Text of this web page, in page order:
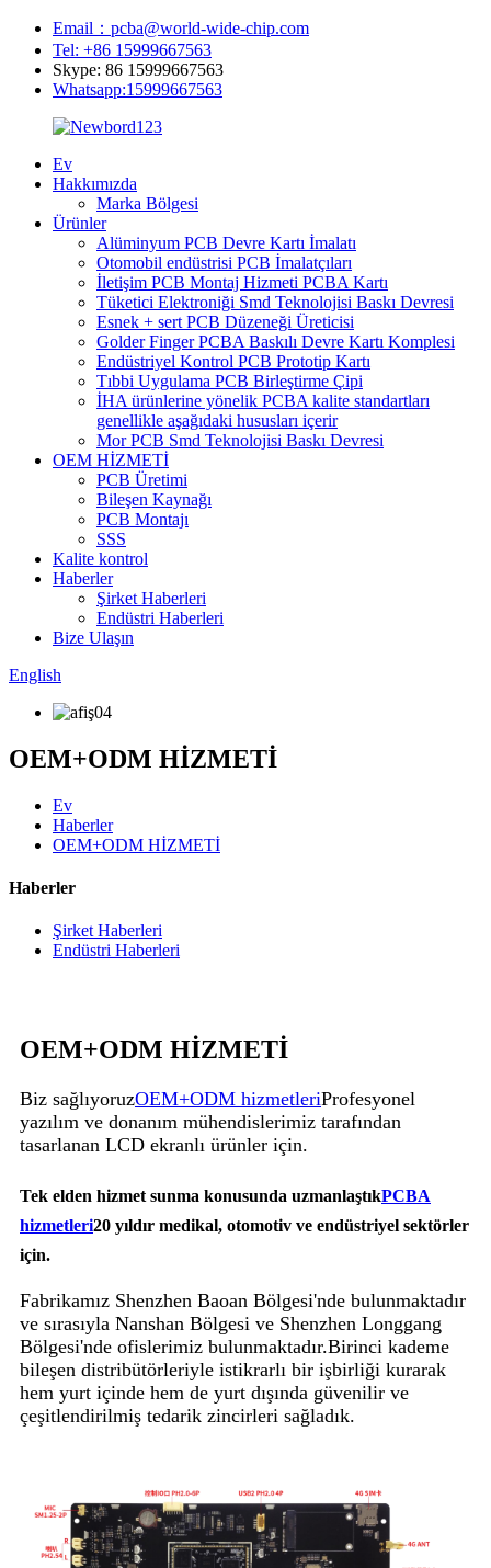
Email：pcba@world-wide-chip.com
Tel: +86 15999667563
Skype: 86 15999667563
Whatsapp:15999667563
Ev
Hakkımızda
Marka Bölgesi
Ürünler
Alüminyum PCB Devre Kartı İmalatı
Otomobil endüstrisi PCB İmalatçıları
İletişim PCB Montaj Hizmeti PCBA Kartı
Tüketici Elektroniği Smd Teknolojisi Baskı Devresi
Esnek + sert PCB Düzeneği Üreticisi
Golder Finger PCBA Baskılı Devre Kartı Komplesi
Endüstriyel Kontrol PCB Prototip Kartı
Tıbbi Uygulama PCB Birleştirme Çipi
İHA ürünlerine yönelik PCBA kalite standartları
genellikle aşağıdaki hususları içerir
Mor PCB Smd Teknolojisi Baskı Devresi
OEM HİZMETİ
PCB Üretimi
Bileşen Kaynağı
PCB Montajı
SSS
Kalite kontrol
Haberler
Şirket Haberleri
Endüstri Haberleri
Bize Ulaşın
English
OEM+ODM HİZMETİ
Ev
Haberler
OEM+ODM HİZMETİ
Haberler
Şirket Haberleri
Endüstri Haberleri
OEM+ODM HİZMETİ
Biz sağlıyoruzOEM+ODM hizmetleriProfesyonel
yazılım ve donanım mühendislerimiz tarafından
tasarlanan LCD ekranlı ürünler için.
Tek elden hizmet sunma konusunda uzmanlaştıkPCBA
hizmetleri20 yıldır medikal, otomotiv ve endüstriyel sektörler
için.
Fabrikamız Shenzhen Baoan Bölgesi'nde bulunmaktadır
ve sırasıyla Nanshan Bölgesi ve Shenzhen Longgang
Bölgesi'nde ofislerimiz bulunmaktadır.Birinci kademe
bileşen distribütörleriyle istikrarlı bir işbirliği kurarak
hem yurt içinde hem de yurt dışında güvenilir ve
çeşitlendirilmiş tedarik zincirleri sağladık.